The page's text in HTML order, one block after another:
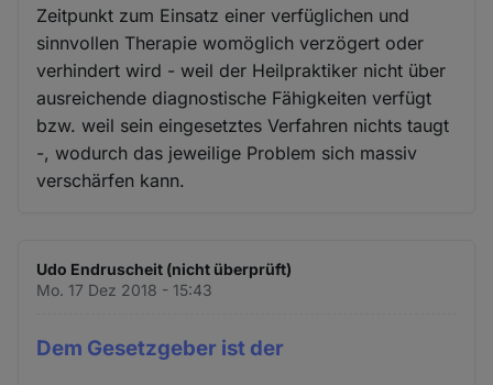
Zeitpunkt zum Einsatz einer verfüglichen und
sinnvollen Therapie womöglich verzögert oder
verhindert wird - weil der Heilpraktiker nicht über
ausreichende diagnostische Fähigkeiten verfügt
bzw. weil sein eingesetztes Verfahren nichts taugt
-, wodurch das jeweilige Problem sich massiv
verschärfen kann.
Udo Endruscheit (nicht überprüft)
Mo. 17 Dez 2018 - 15:43
Dem Gesetzgeber ist der